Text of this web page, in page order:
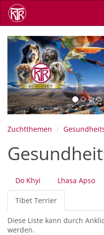
Direkt
zum
Inhalt
Previous
Zuchtthemen
Primäre
Reiter
Do Khyi Lhasa Apso
Tibet Terrier
Reiter)
Diese Liste kann durch
werden.